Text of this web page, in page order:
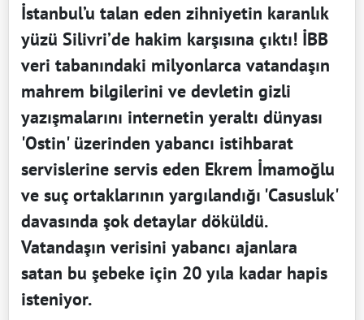
İstanbul’u talan eden zihniyetin karanlık
yüzü Silivri’de hakim karşısına çıktı! İBB
veri tabanındaki milyonlarca vatandaşın
mahrem bilgilerini ve devletin gizli
yazışmalarını internetin yeraltı dünyası
'Ostin' üzerinden yabancı istihbarat
servislerine servis eden Ekrem İmamoğlu
ve suç ortaklarının yargılandığı 'Casusluk'
davasında şok detaylar döküldü.
Vatandaşın verisini yabancı ajanlara
satan bu şebeke için 20 yıla kadar hapis
isteniyor.